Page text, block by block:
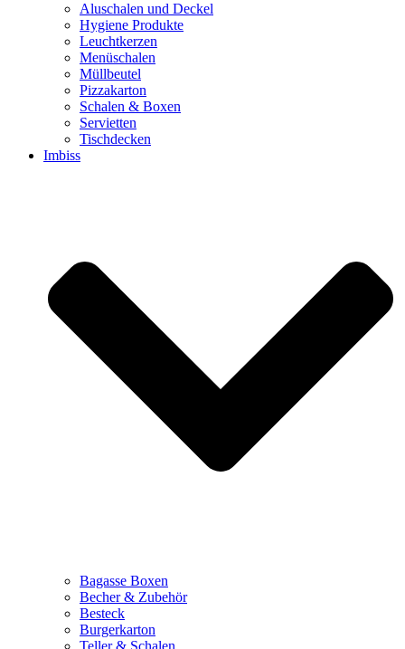
Aluschalen und Deckel
Hygiene Produkte
Leuchtkerzen
Menüschalen
Müllbeutel
Pizzakarton
Schalen & Boxen
Servietten
Tischdecken
Imbiss
Bagasse Boxen
Becher & Zubehör
Besteck
Burgerkarton